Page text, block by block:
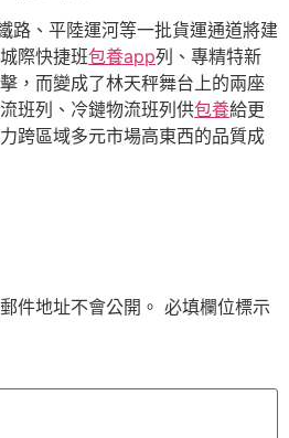
路、平陸運河等一批貨運通道將建
際快捷班包養app列、專精特新
，而變成了林天秤舞台上的兩座
班列、冷鏈物流班列供包養給更
跨區域多元市場高東西的品質成
件地址不會公開。 必填欄位標示